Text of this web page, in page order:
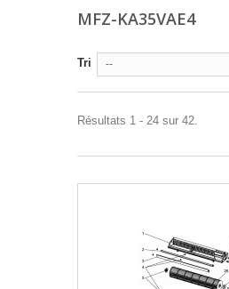
MFZ-KA35VAE4
Tri --
Résultats 1 - 24 sur 42.